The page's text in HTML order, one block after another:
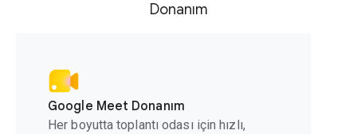
Donanım
Google Meet Donanım
Her boyutta toplantı odası için hızlı,